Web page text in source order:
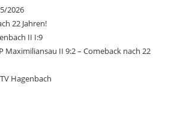
2026
22 Jahren!
II I:9
Maximiliansau II 9:2 – Comeback nach 22
Hagenbach